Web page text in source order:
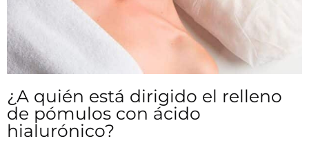
¿A quién está dirigido el relleno
de pómulos con ácido
hialurónico?